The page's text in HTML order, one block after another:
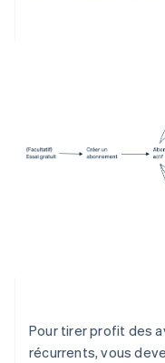
Pour tirer profit des
récurrents, vous